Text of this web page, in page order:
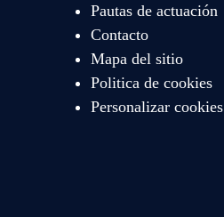
Pautas de actuación
Contacto
Mapa del sitio
Politica de cookies
Personalizar cookies